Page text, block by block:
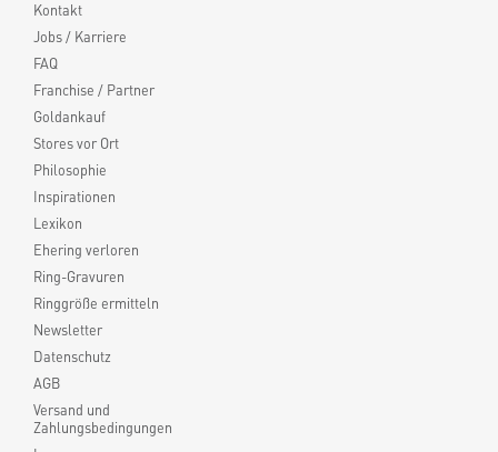
Kontakt
Jobs / Karriere
FAQ
Franchise / Partner
Goldankauf
Stores vor Ort
Philosophie
Inspirationen
Lexikon
Ehering verloren
Ring-Gravuren
Ringgröße ermitteln
Newsletter
Datenschutz
AGB
Versand und
Zahlungsbedingungen